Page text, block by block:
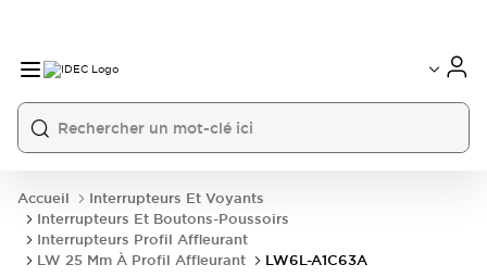
Accueil
Interrupteurs Et Voyants
Interrupteurs Et Boutons-Poussoirs
Interrupteurs Profil Affleurant
LW 25 Mm À Profil Affleurant
LW6L-A1C63A